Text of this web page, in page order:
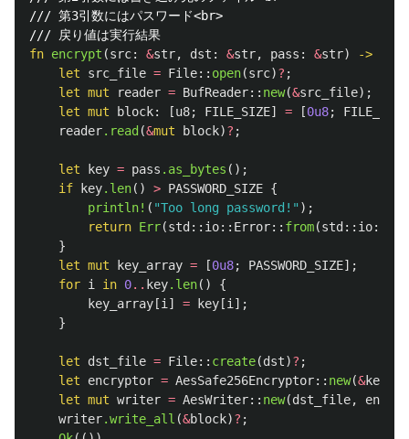
/// 第3引数にはパスワード<br>
/// 戻り値は実行結果
fn encrypt (src: &str, dst : &str, pass : &str) ->
let
src_file = File:: open(src)? ;
let mut reader = BufReader:: new(&src_file);
let mut block: [u8; FILE_SIZE] = [0u8;
FILE_SIZE
reader.read (&mut block)? ;
let key = pass .as_bytes ();
if
key.len() > PASSWORD_SIZE {
println! ( "Too long password!" );
return Err(std :: io:: Error:: from(std :: io::
}
let mut key_array = [0u8; PASSWORD_SIZE];
for i in 0.. key.len()
{
key_array [i ] = key [i ];
}
let dst_file = File:: create(dst)? ;
let
encryptor = AesSafe256Encryptor:: new(&
let mut writer = AesWriter:: new(dst_file,
writer.write_all (&block)? ;